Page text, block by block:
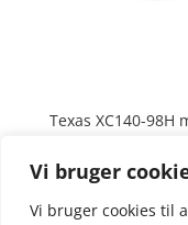
Vi bruger
Vi bruger cookies til
Texas XC140-98H